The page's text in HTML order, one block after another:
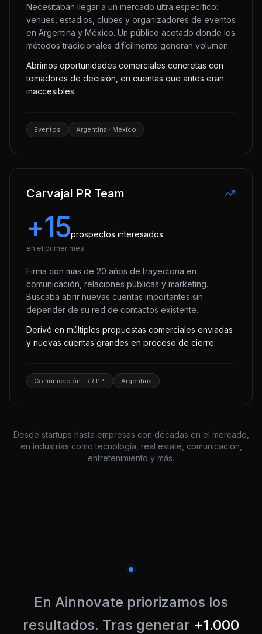
Necesitaban llegar a un mercado ultra específico:
venues, estadios, clubes y organizadores de eventos
en Argentina y México. Un público acotado donde los
métodos tradicionales difícilmente generan volumen.
Abrimos oportunidades comerciales concretas con
tomadores de decisión, en cuentas que antes eran
inaccesibles.
Eventos Argentina · México
Carvajal PR Team
+15prospectos interesados
en el primer mes
Firma con más de 20 años de trayectoria en
comunicación, relaciones públicas y marketing.
Buscaba abrir nuevas cuentas importantes sin
depender de su red de contactos existente.
Derivó en múltiples propuestas comerciales enviadas
y nuevas cuentas grandes en proceso de cierre.
Comunicación · RR.PP. Argentina
Desde startups hasta empresas con décadas en el mercado,
en industrias como tecnología, real estate, comunicación,
entretenimiento y más.
En Ainnovate priorizamos los
resultados. Tras generar +1.000